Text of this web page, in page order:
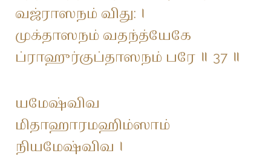
வஜ்ராஸநம் விது: ।
முக்தாஸநம் வதந்த்யேகே
ப்ராஹுர்குப்தாஸநம் பரே ॥ 37 ॥
யமேஷ்விவ
மிதாஹாரமஹிம்ஸாம்
நியமேஷ்விவ ।